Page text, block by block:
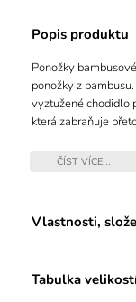
Popis produktu
Ponožky
ponožky z
vyztužené chodidlo
která zabraňuje
mixu, jsou vhodné
pro každodenní
teplotní třídě A.
ČÍST VÍCE...
Vlastnosti,
Tabulka